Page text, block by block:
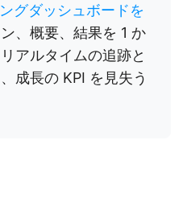
グダッシュボードを
、概要、結果を 1 か
アルタイムの追跡と
成長の KPI を見失う